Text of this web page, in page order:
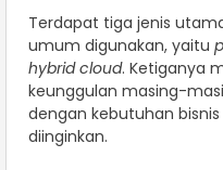
Terdapat tiga jenis
umum digunakan, yaitu
hybrid cloud. Ketiganya
keunggulan masing-
dengan kebutuhan
diinginkan.